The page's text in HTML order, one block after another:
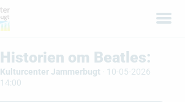
Historien om Beatles:
Kulturcenter Jammerbugt · 10-05-2026
14:00